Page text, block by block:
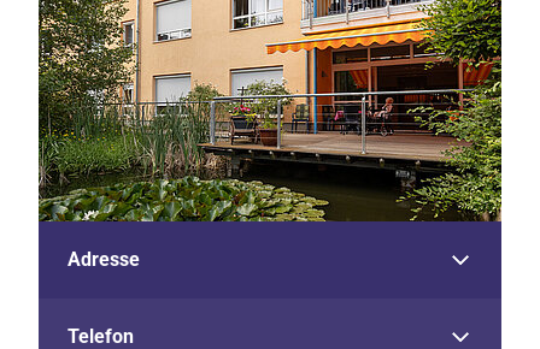
Adresse
Telefon